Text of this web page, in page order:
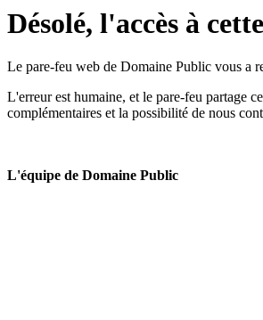
Désolé, l'accès à
Le pare-feu web de Domaine Public vous a
L'erreur est humaine, et le pare-feu partage
complémentaires et la possibilité de nous
L'équipe de Domaine Public